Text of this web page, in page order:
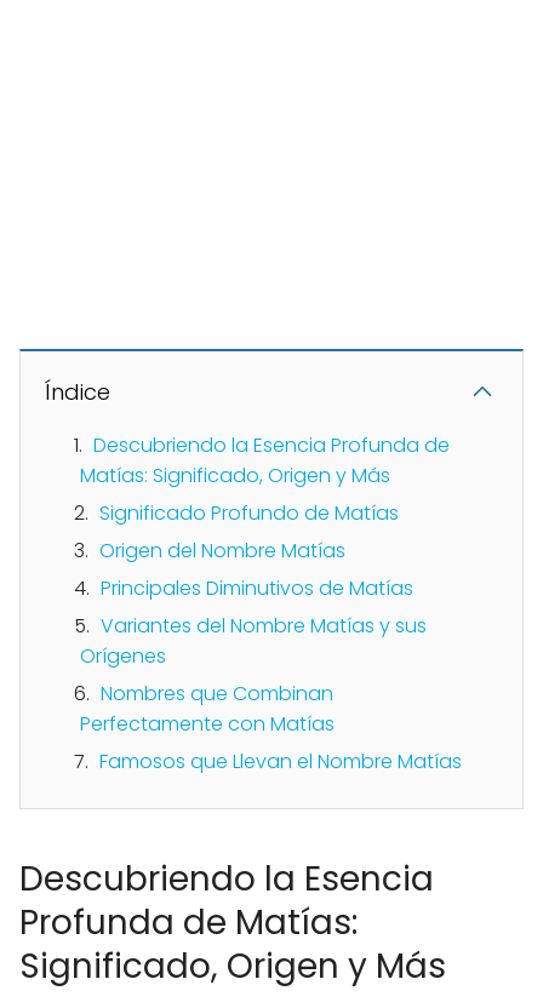
Índice
Descubriendo la Esencia Profunda de
Matías: Significado, Origen y Más
Significado Profundo de Matías
Origen del Nombre Matías
Principales Diminutivos de Matías
Variantes del Nombre Matías y sus
Orígenes
Nombres que Combinan
Perfectamente con Matías
Famosos que Llevan el Nombre Matías
Descubriendo la Esencia
Profunda de Matías:
Significado, Origen y Más